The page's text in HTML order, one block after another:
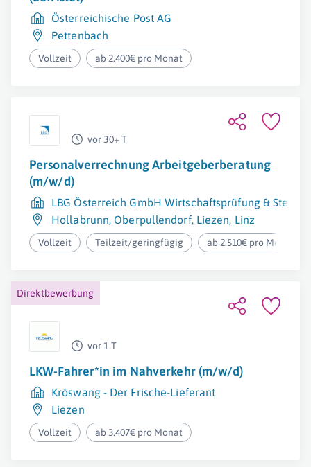
Österreichische Post AG
Pettenbach
Vollzeit ab 2.400€ pro Monat
vor 30+ T
Personalverrechnung Arbeitgeberberatung
(m/w/d)
LBG Österreich GmbH Wirtschaftsprüfung &
Hollabrunn, Oberpullendorf, Liezen, Linz
Vollzeit Teilzeit/geringfügig ab 2.510€ pro Monat
Direktbewerbung
vor 1 T
LKW-Fahrer*in im Nahverkehr (m/w/d)
Kröswang - Der Frische-Lieferant
Liezen
Vollzeit ab 3.407€ pro Monat